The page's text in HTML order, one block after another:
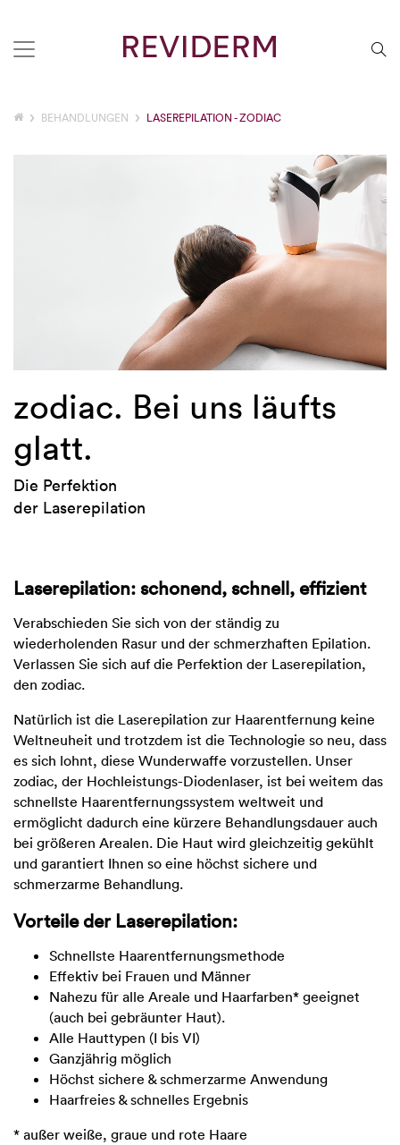
BEHANDLUNGEN LASEREPILATION - ZODIAC
zodiac. Bei uns läufts
glatt.
Die Perfektion
der Laserepilation
Laserepilation: schonend, schnell, effizient
Verabschieden Sie sich von der ständig zu
wiederholenden Rasur und der schmerzhaften Epilation.
Verlassen Sie sich auf die Perfektion der Laserepilation,
den zodiac.
Natürlich ist die Laserepilation zur Haarentfernung keine
Weltneuheit und trotzdem ist die Technologie so neu, dass
es sich lohnt, diese Wunderwaffe vorzustellen. Unser
zodiac, der Hochleistungs-Diodenlaser, ist bei weitem das
schnellste Haarentfernungssystem weltweit und
ermöglicht dadurch eine kürzere Behandlungsdauer auch
bei größeren Arealen. Die Haut wird gleichzeitig gekühlt
und garantiert Ihnen so eine höchst sichere und
schmerzarme Behandlung.
Vorteile der Laserepilation:
Schnellste Haarentfernungsmethode
Effektiv bei Frauen und Männer
Nahezu für alle Areale und Haarfarben* geeignet
(auch bei gebräunter Haut).
Alle Hauttypen (I bis VI)
Ganzjährig möglich
Höchst sichere & schmerzarme Anwendung
Haarfreies & schnelles Ergebnis
* außer weiße, graue und rote Haare